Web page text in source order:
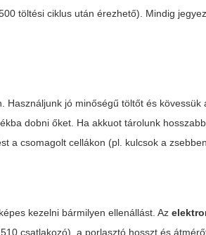
töltési ciklus után érezhető). Mindig
jó minőségű töltőt és
dobni őket. Ha akkuot tárolunk
a csomagolt cellákon (pl. kulcsok a
kezelni bármilyen ellenállást. Az
csatlakozó), a porlasztó hosszt és